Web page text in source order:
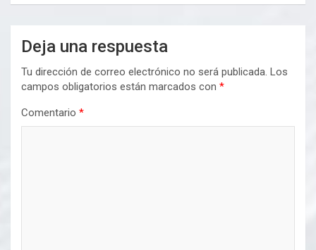
Deja una respuesta
Tu dirección de correo electrónico no será publicada. Los
campos obligatorios están marcados con *
Comentario *